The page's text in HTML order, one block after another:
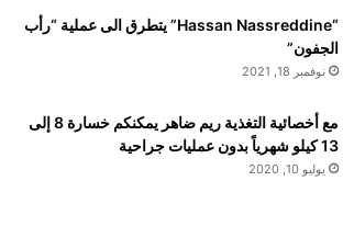
“Hassan Nassreddine” يتطرق الى عملية “رأب
الجفون”
نوفمبر 18, 2021
مع أخصائية التغذية ريم ضاهر يمكنكم خسارة 8 إلى
13 كيلو شهرياً بدون عمليات جراحية
يوليو 10, 2020